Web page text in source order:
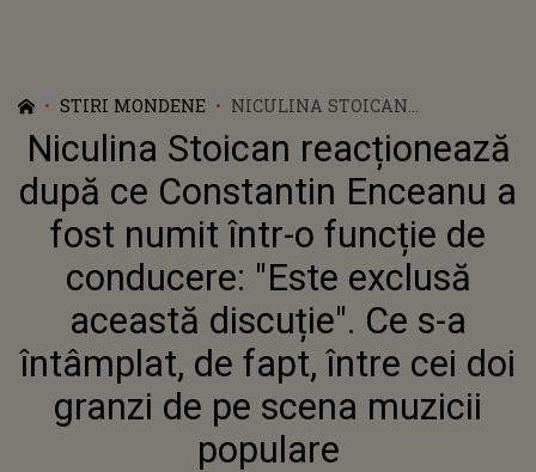
STIRI MONDENE
NICULINA STOICAN
REACȚIONEAZĂ DUPĂ CE
CONSTANTIN ENCEANU A FOST
NUMIT ÎNTR-O FUNCȚIE DE
CONDUCERE: "ESTE EXCLUSĂ
ACEASTĂ DISCUȚIE". CE S-A
ÎNTÂMPLAT, DE FAPT, ÎNTRE CEI
DOI GRANZI DE PE SCENA
MUZICII POPULARE
Niculina Stoican reacționează
după ce Constantin Enceanu a
fost numit într-o funcție de
conducere: "Este exclusă
această discuție". Ce s-a
întâmplat, de fapt, între cei doi
granzi de pe scena muzicii
populare